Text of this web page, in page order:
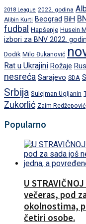
2018 League 2022. godina
Aljbin Kurti Beograd BiH
fudbal Hapšenje Husein
izbori za BNV 2022.
Dodik Milo Đukanović
Rat u Ukrajini Rožaje
nesreća Sarajevo SDA
Srbija Sulejman Ugljanin
Zukorlić Zaim Redžepović
Popularno
U
večeras, pod
okolnostima,
četiri osobe.